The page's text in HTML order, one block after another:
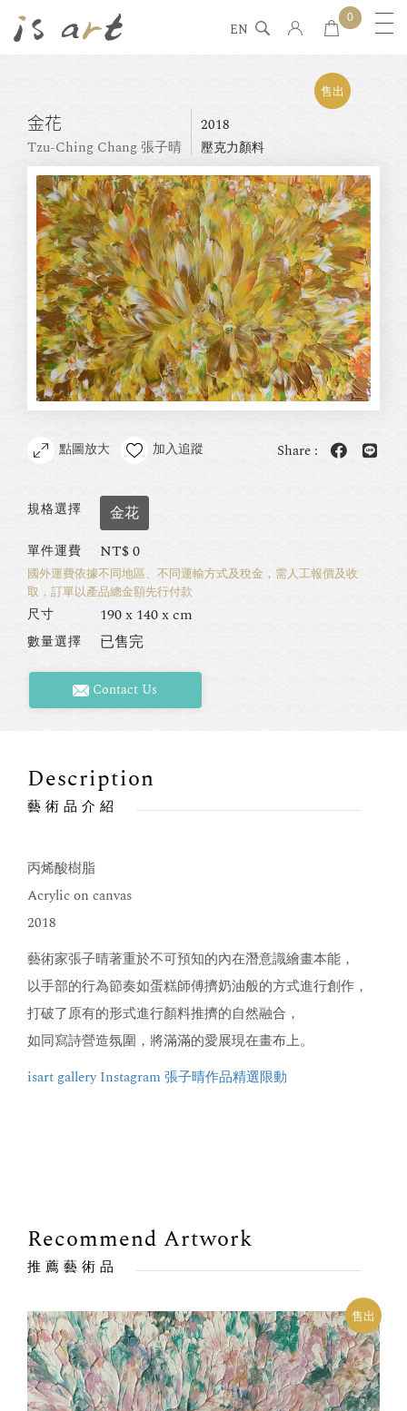
EN
0
金花
Tzu-Ching Chang 張子晴
2018
壓克力顏料
售出
點圖放大 加入追蹤 Share :
規格選擇 金花
單件運費 NT$0
國外運費依據不同地區、不同運輸方式及稅金，需人工報價及收
取，訂單以產品總金額先行付款
尺寸 190 x 140 x cm
數量選擇 已售完
Contact Us
Description
藝術品介紹
丙烯酸樹脂
Acrylic on canvas
2018
藝術家張子晴著重於不可預知的內在潛意識繪畫本能，
以手部的行為節奏如蛋糕師傅擠奶油般的方式進行創作，
打破了原有的形式進行顏料推擠的自然融合，
如同寫詩營造氛圍，將滿滿的愛展現在畫布上。
isart gallery Instagram 張子晴作品精選限動
Recommend Artwork
推薦藝術品
售出